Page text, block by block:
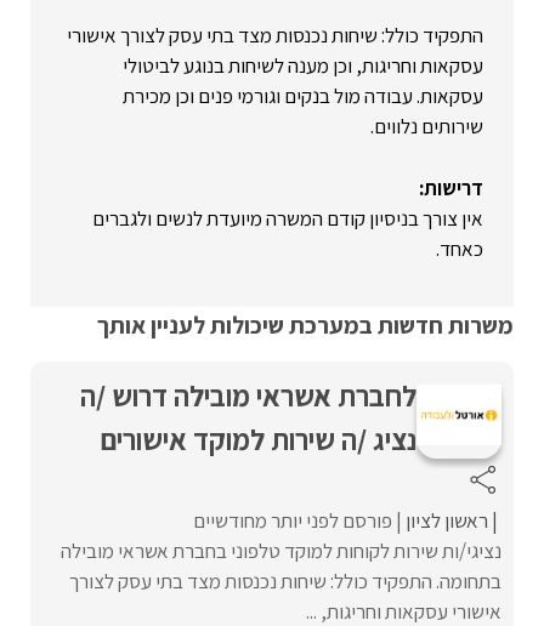
התפקיד כולל: שיחות נכנסות מצד בתי עסק לצורך אישורי
עסקאות וחריגות, וכן מענה לשיחות בנוגע לביטולי
עסקאות. עבודה מול בנקים וגורמי פנים וכן מכירת
שירותים נלווים.
דרישות:
אין צורך בניסיון קודם המשרה מיועדת לנשים ולגברים
כאחד.
משרות חדשות במערכת שיכולות לעניין אותך
לחברת אשראי מובילה דרוש /ה
נציג /ה שירות למוקד אישורים
ראשון לציון פורסם לפני יותר מחודשיים
נציגי/ות שירות לקוחות למוקד טלפוני בחברת אשראי מובילה
בתחומה. התפקיד כולל: שיחות נכנסות מצד בתי עסק לצורך
אישורי עסקאות וחריגות, ...